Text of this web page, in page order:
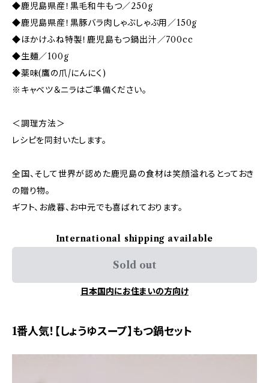
◆鹿児島県産！黒毛和牛もつ／250g
◆鹿児島県産！黒豚バラ肉しゃぶしゃぶ用／150g
◆ほかけふね特製！鹿児島もつ鍋出汁／700cc
◆生麺／100g
◆薬味(鷹の爪/にんにく)
※キャベツ＆ニラはご準備ください。
＜調理方法＞
レシピを同封いたします。
全国、そして世界が認めた鹿児島の食材は笑顔溢れるとっておき
の贈り物。
ギフト、お歳暮、お中元でも喜ばれております。
International shipping available
Sold out
日本国内にお住まいの方向け
1番人気！【しょうゆスープ】もつ鍋セット